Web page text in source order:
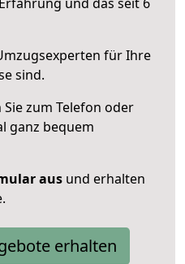
für Ihre
sind.
zum Telefon oder
ganz bequem
aus und erhalten
erhalten